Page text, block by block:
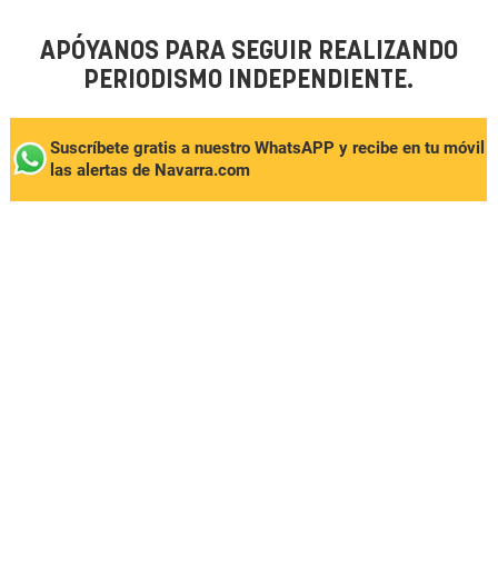
APÓYANOS PARA SEGUIR REALIZANDO
PERIODISMO INDEPENDIENTE.
Suscríbete gratis a nuestro WhatsAPP y recibe en tu móvil
las alertas de Navarra.com